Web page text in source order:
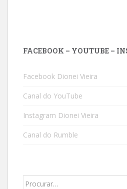
FACEBOOK – YOUTUBE –
Facebook Dionei Vieira
Canal do YouTube
Instagram Dionei Vieira
Canal do Rumble
Search